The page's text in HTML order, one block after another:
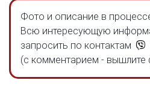
Фото и описание в
Всю интересующую
запросить по контактам
(с комментарием - вышлите